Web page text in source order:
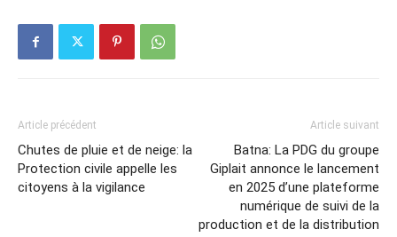
Article précédent
Chutes de pluie et de neige: la
Protection civile appelle les
citoyens à la vigilance
Article suivant
Batna: La PDG du groupe
Giplait annonce le lancement
en 2025 d’une plateforme
numérique de suivi de la
production et de la distribution